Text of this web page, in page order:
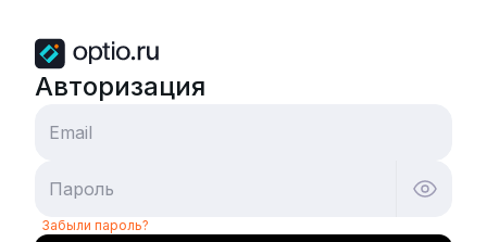
Авторизация
Email
Пароль
Забыли пароль?